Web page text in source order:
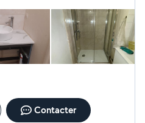
beaucoup de
sérieux, à l’écoute et laisse
intervention. Je suis
je n’hésiterai pas à refaire
les yeux fermés !
Contacter